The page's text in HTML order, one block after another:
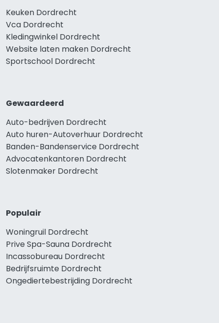
Keuken Dordrecht
Vca Dordrecht
Kledingwinkel Dordrecht
Website laten maken Dordrecht
Sportschool Dordrecht
Gewaardeerd
Auto-bedrijven Dordrecht
Auto huren-Autoverhuur Dordrecht
Banden-Bandenservice Dordrecht
Advocatenkantoren Dordrecht
Slotenmaker Dordrecht
Populair
Woningruil Dordrecht
Prive Spa-Sauna Dordrecht
Incassobureau Dordrecht
Bedrijfsruimte Dordrecht
Ongediertebestrijding Dordrecht